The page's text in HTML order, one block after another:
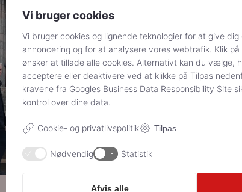
På
Vi bruger cookies
Vi bruger cookies og lignende teknologier for at give
annoncering og for at analysere vores webtrafik. Klik
ønsker at tillade alle cookies. Alternativt kan du vælge,
acceptere eller deaktivere ved at klikke på Tilpas
kravene fra Googles Business Data Responsibility Site
kontrol over dine data.
Cookie- og privatlivspolitik Tilpas
Nødvendig Statistik
Afvis alle